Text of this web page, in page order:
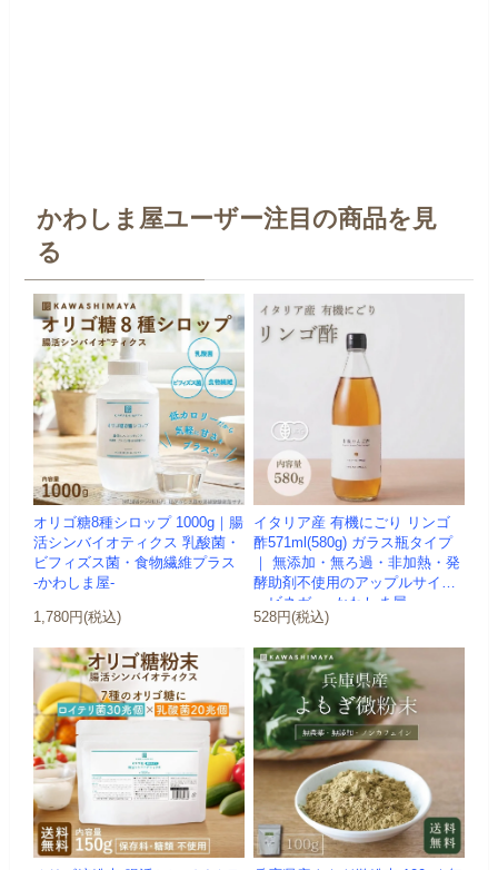
かわしま屋ユーザー注目の商品を見
る
オリゴ糖8種シロップ 1000g｜腸
活シンバイオティクス 乳酸菌・
ビフィズス菌・食物繊維プラス
-かわしま屋-
1,780円(税込)
イタリア産 有機にごり リンゴ
酢571ml(580g) ガラス瓶タイプ
｜ 無添加・無ろ過・非加熱・発
酵助剤不使用のアップルサイダ
ービネガー -かわしま屋-
528円(税込)